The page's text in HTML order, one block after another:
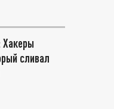
Хакеры
сливал